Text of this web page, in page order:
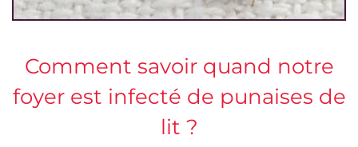
Comment savoir quand notre
foyer est infecté de punaises de
lit ?